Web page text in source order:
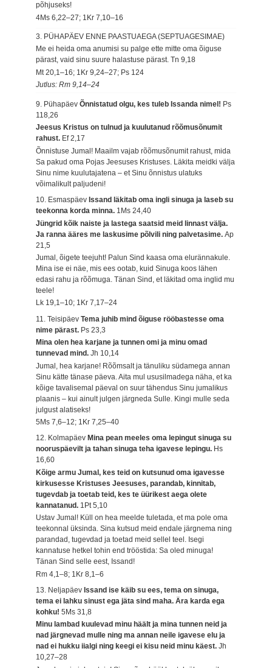
põhjuseks!
4Ms 6,22–27; 1Kr 7,10–16
3. PÜHAPÄEV ENNE PAASTUAEGA (SEPTUAGESIMAE)
Me ei heida oma anumisi su palge ette mitte oma õiguse
pärast, vaid sinu suure halastuse pärast.Tn 9,18
Mt 20,1–16; 1Kr 9,24–27; Ps 124
Jutlus: Rm 9,14–24
9. PühapäevÕnnistatud olgu, kes tuleb Issanda nimel! Ps
118,26
Jeesus Kristus on tulnud ja kuulutanud rõõmusõnumit
rahust. Ef 2,17
Õnnistuse Jumal! Maailm vajab rõõmusõnumit rahust, mida
Sa pakud oma Pojas Jeesuses Kristuses. Läkita meidki välja
Sinu nime kuulutajatena – et Sinu õnnistus ulatuks
võimalikult paljudeni!
10. Esmaspäev Issand läkitab oma ingli sinuga ja laseb su
teekonna korda minna. 1Ms 24,40
Jüngrid kõik naiste ja lastega saatsid meid linnast välja.
Ja ranna ääres me laskusime põlvili ning palvetasime.Ap
21,5
Jumal, õigete teejuht! Palun Sind kaasa oma elurännakule.
Mina ise ei näe, mis ees ootab, kuid Sinuga koos lähen
edasi rahu ja rõõmuga. Tänan Sind, et läkitad oma inglid mu
teele!
Lk 19,1–10; 1Kr 7,17–24
11. TeisipäevTema juhib mind õiguse rööbastesse oma
nime pärast. Ps 23,3
Mina olen hea karjane ja tunnen omi ja minu omad
tunnevad mind.Jh 10,14
Jumal, hea karjane! Rõõmsalt ja tänuliku südamega annan
Sinu kätte tänase päeva. Aita mul ususilmadega näha, et ka
kõige tavalisemal päeval on suur tähendus Sinu jumalikus
plaanis – kui ainult julgen järgneda Sulle. Kingi mulle seda
julgust alatiseks!
5Ms 7,6–12; 1Kr 7,25–40
12. Kolmapäev Mina pean meeles oma lepingut sinuga su
nooruspäevilt ja tahan sinuga teha igavese lepingu. Hs
16,60
Kõige armu Jumal, kes teid on kutsunud oma igavesse
kirkusesse Kristuses Jeesuses, parandab, kinnitab,
tugevdab ja toetab teid, kes te üürikest aega olete
kannatanud. 1Pt 5,10
Ustav Jumal! Küll on hea meelde tuletada, et ma pole oma
teekonnal üksinda. Sina kutsud meid endale järgnema ning
parandad, tugevdad ja toetad meid sellel teel. Isegi
kannatuse hetkel tohin end trööstida: Sa oled minuga!
Tänan Sind selle eest, Issand!
Rm 4,1–8; 1Kr 8,1–6
13. Neljapäev Issand ise käib su ees, tema on sinuga,
tema ei lahku sinust ega jäta sind maha. Ära karda ega
kohku!5Ms 31,8
Minu lambad kuulevad minu häält ja mina tunnen neid ja
nad järgnevad mulle ning ma annan neile igavese elu ja
nad ei hukku iialgi ning keegi ei kisu neid minu käest.Jh
10,27–28